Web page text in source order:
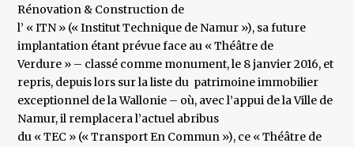
Rénovation & Construction de
l’ « ITN » (« Institut Technique de Namur »), sa future
implantation étant prévue face au « Théâtre de
Verdure » – classé comme monument, le 8 janvier 2016, et
repris, depuis lors sur la liste du patrimoine immobilier
exceptionnel de la Wallonie – où, avec l’appui de la Ville de
Namur, il remplacera l’actuel abribus
du « TEC » (« Transport En Commun »), ce « Théâtre de